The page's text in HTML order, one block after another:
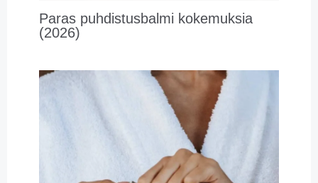
Paras puhdistusbalmi kokemuksia
(2026)